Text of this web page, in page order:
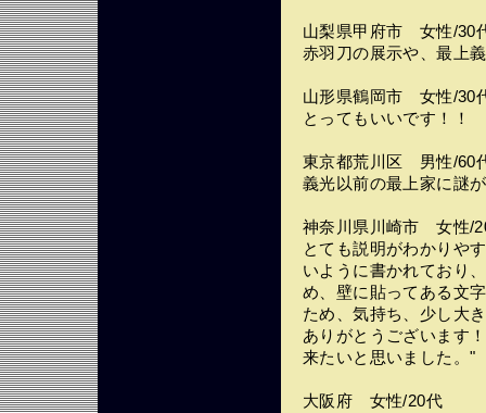
山梨県甲府市 女性/30
赤羽刀の展示や、最上
山形県鶴岡市 女性/30
とってもいいです！！
東京都荒川区 男性/60
義光以前の最上家に謎
神奈川県川崎市 女性/
とても説明がわかりや
いように書かれており
め、壁に貼ってある文
ため、気持ち、少し大
ありがとうございます
来たいと思いました。"
大阪府 女性/20代